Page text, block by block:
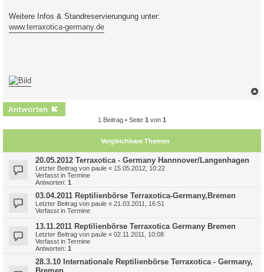
Weitere Infos & Standreservierungung unter:
www.terraxotica-germany.de
Antworten
1 Beitrag • Seite 1 von 1
Vergleichbare Themen
20.05.2012 Terraxotica - Germany Hannnover/Langenhagen
Letzter Beitrag von paule « 15.05.2012, 10:22
Verfasst in Termine
Antworten: 1
03.04.2011 Reptilienbörse Terraxotica-Germany,Bremen
Letzter Beitrag von paule « 21.03.2011, 16:51
Verfasst in Termine
13.11.2011 Reptilienbörse Terraxotica Germany Bremen
Letzter Beitrag von paule « 02.11.2011, 10:08
Verfasst in Termine
Antworten: 1
28.3.10 Internationale Reptilienbörse Terraxotica - Germany,